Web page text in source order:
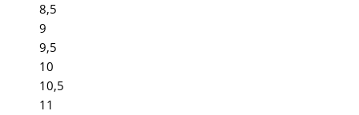
8,5
9
9,5
10
10,5
11